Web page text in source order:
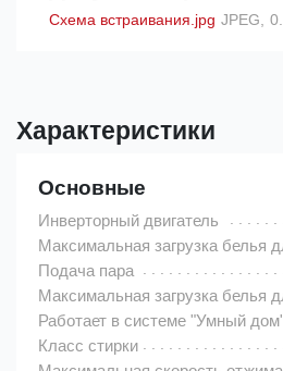
Схема встраивания.jpg JPEG,
Характеристики
Основные
Инверторный двигатель
Максимальная загрузка белья
Подача пара
Максимальная загрузка белья
Работает в системе "Умный
Класс стирки